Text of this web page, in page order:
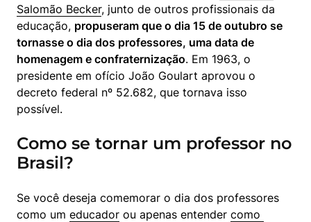
Salomão Becker, junto de outros profissionais da
educação, propuseram que o dia 15 de outubro se
tornasse o dia dos professores, uma data de
homenagem e confraternização. Em 1963, o
presidente em ofício João Goulart aprovou o
decreto federal nº 52.682, que tornava isso
possível.
Como se tornar um professor no
Brasil?
Se você deseja comemorar o dia dos professores
como um educador ou apenas entender como